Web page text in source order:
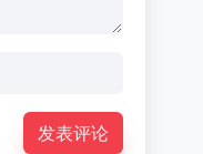
发表评论